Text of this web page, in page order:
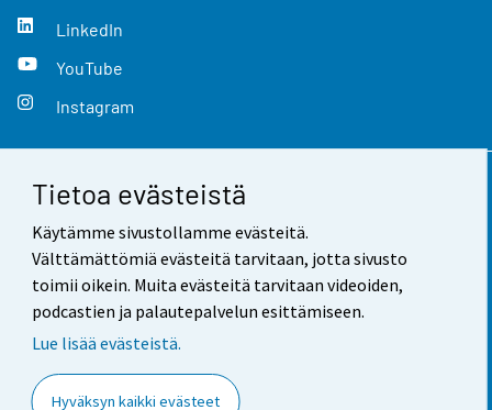
Tietoa evästeistä
Käytämme sivustollamme evästeitä.
Välttämättömiä evästeitä tarvitaan, jotta sivusto
toimii oikein. Muita evästeitä tarvitaan videoiden,
podcastien ja palautepalvelun esittämiseen.
Lue lisää evästeistä.
Hyväksyn kaikki evästeet
LinkedIn
YouTube
Instagram
Yhteystiedot
Palaute
Käyttöehdot
Saavutettavuus